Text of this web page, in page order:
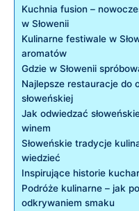
Kuchnia fusion –
w Słowenii
Kulinarne festiwale w
aromatów
Gdzie w Słowenii
Najlepsze restauracje do
słoweńskiej
Jak odwiedzać
winem
Słoweńskie tradycje
wiedzieć
Inspirujące historie
Podróże kulinarne – jak
odkrywaniem smaku